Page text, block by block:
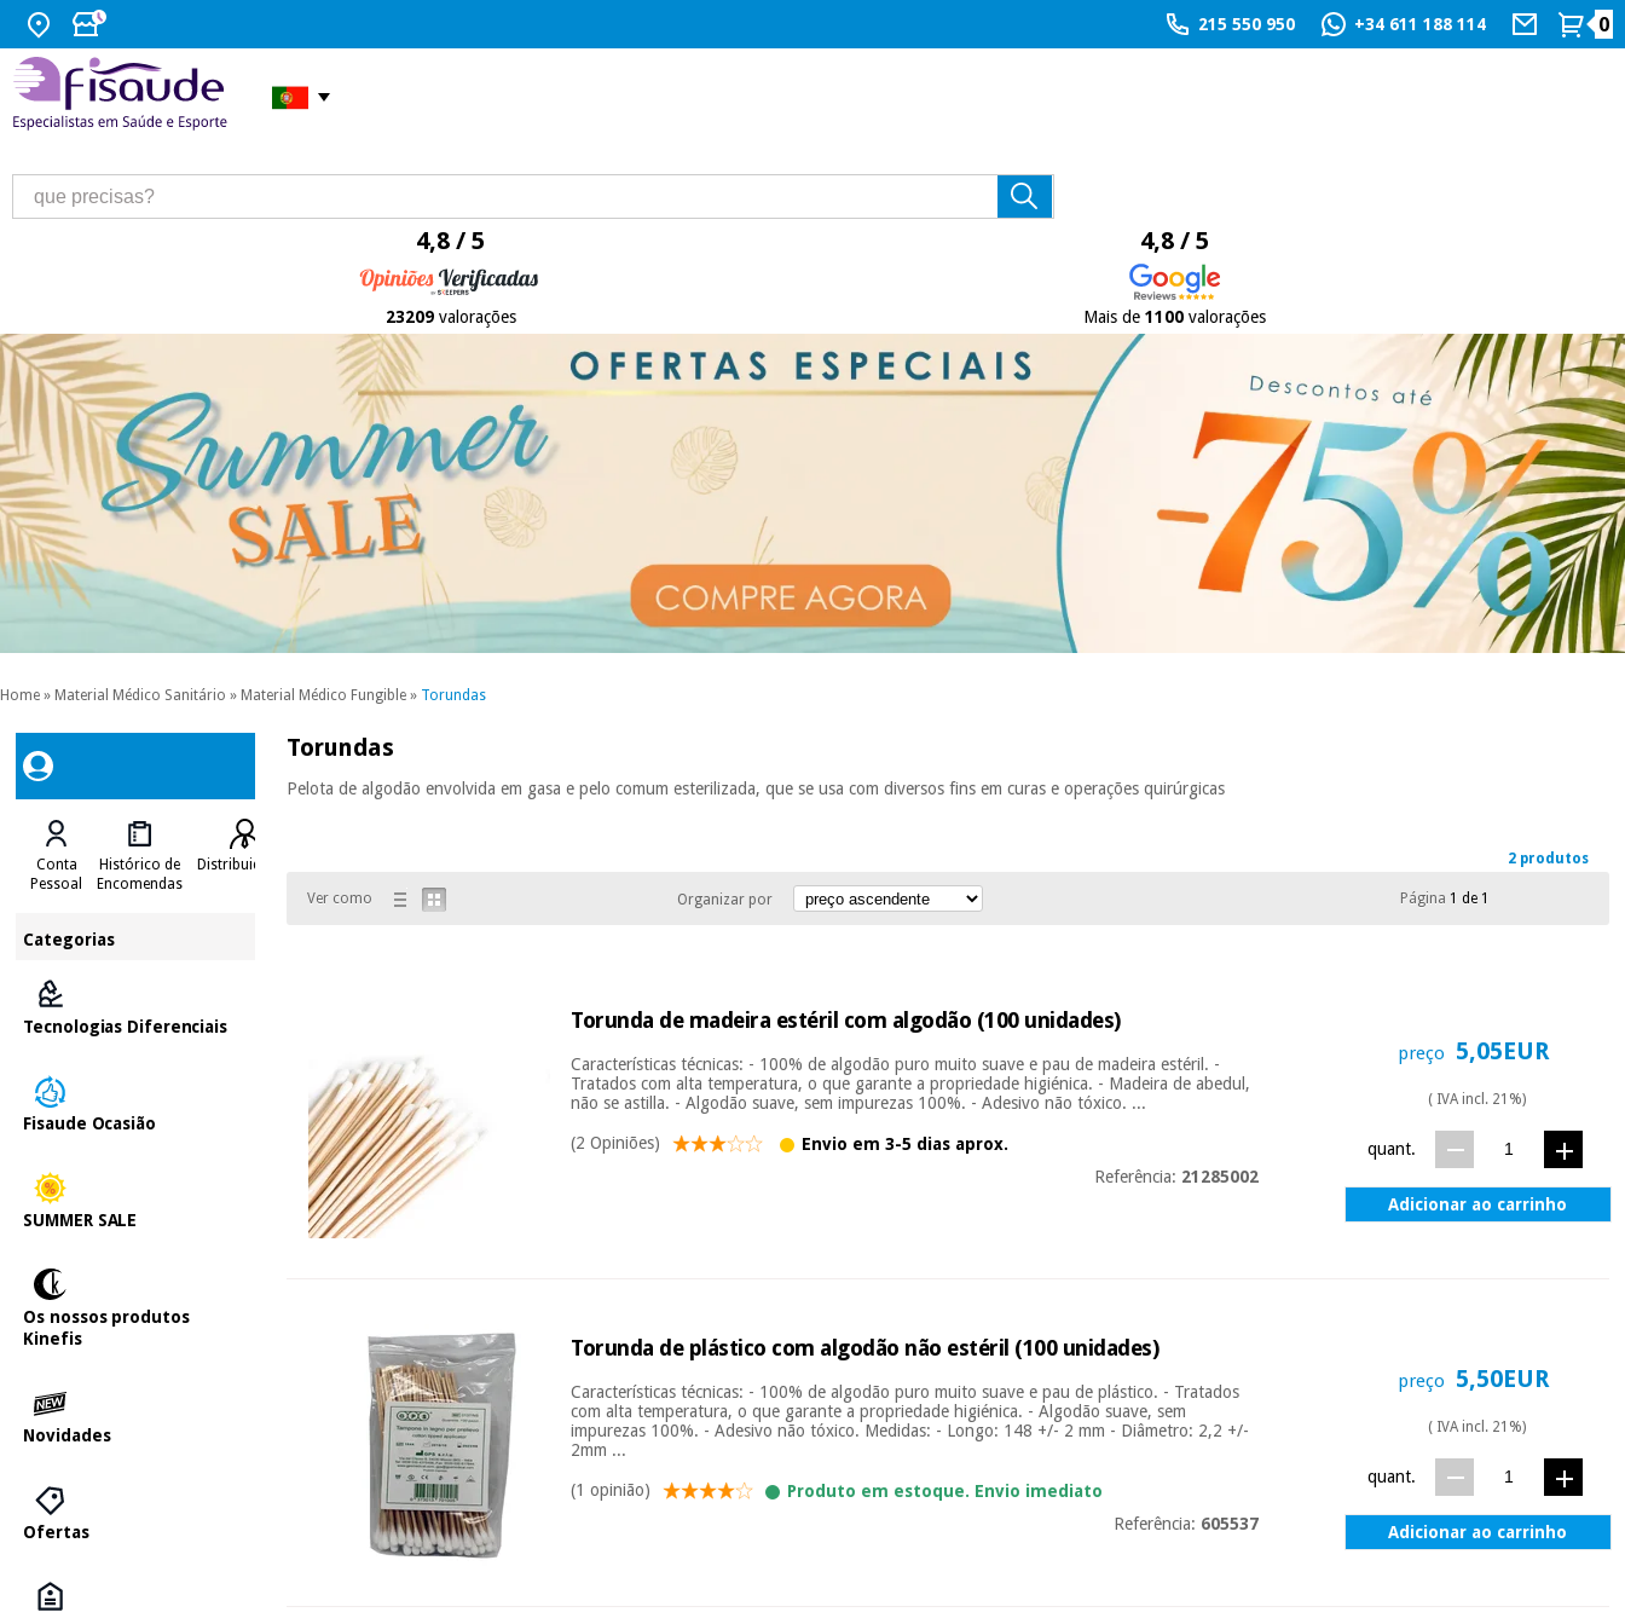
215 550 950 +34 611 188 114 0
4,8 / 5
23209valorações
4,8 / 5
Mais de 1100valorações
Home » Material Médico Sanitário » Material Médico Fungible » Torundas
Conta
Pessoal
Histórico de
Encomendas
Distribuidores
Categorias
Tecnologias Diferenciais
Fisaude Ocasião
SUMMER SALE
Os nossos produtos
Kinefis
Novidades
Ofertas
Torundas
Pelota de algodão envolvida em gasa e pelo comum esterilizada, que se usa com diversos fins em curas e operações quirúrgicas
2 produtos
Ver como Organizar por Página 1 de 1
Torunda de madeira estéril com algodão (100 unidades)
Características técnicas: - 100% de algodão puro muito suave e pau de madeira estéril. -
Tratados com alta temperatura, o que garante a propriedade higiénica. - Madeira de abedul,
não se astilla. - Algodão suave, sem impurezas 100%. - Adesivo não tóxico. ...
(2 Opiniões)
Envio em 3-5 dias aprox.
Referência: 21285002
preço 5,05EUR
( IVA incl. 21%)
quant.
Adicionar ao carrinho
Torunda de plástico com algodão não estéril (100 unidades)
Características técnicas: - 100% de algodão puro muito suave e pau de plástico. - Tratados
com alta temperatura, o que garante a propriedade higiénica. - Algodão suave, sem
impurezas 100%. - Adesivo não tóxico. Medidas: - Longo: 148 +/- 2 mm - Diâmetro: 2,2 +/-
2mm ...
(1 opinião)
Produto em estoque. Envio imediato
Referência: 605537
preço 5,50EUR
( IVA incl. 21%)
quant.
Adicionar ao carrinho